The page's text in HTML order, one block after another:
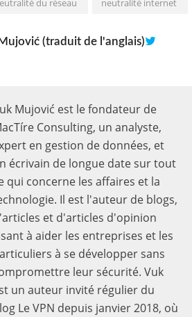
du réseau neutralité internet
(traduit de l'anglais)
Mujović est le fondateur de
Consulting, un analyste,
en gestion de données, et
écrivain de longue date sur tout
qui concerne les affaires et la
Il est l'auteur de blogs,
et d'articles d'opinion
à aider les entreprises et les
à se développer sans
leur sécurité. Vuk
un auteur invité régulier du
Le VPN depuis janvier 2018, où